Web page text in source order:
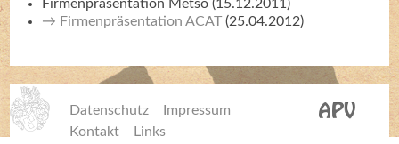
Firmenpräsentation Metso (15.12.2011)
Firmenpräsentation ACAT(25.04.2012)
Datenschutz
Impressum
Kontakt
Links